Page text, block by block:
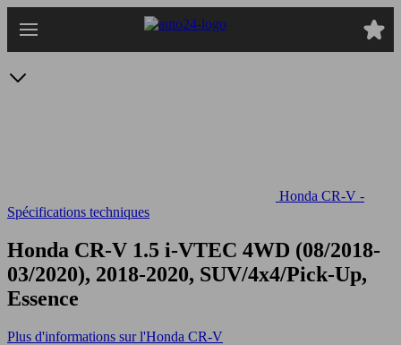
au
Honda CR-V -
Spécifications techniques
Honda CR-V 1.5 i-VTEC 4WD (08/2018-
03/2020), 2018-2020, SUV/4x4/Pick-Up,
Essence
Plus d'informations sur l'Honda CR-V